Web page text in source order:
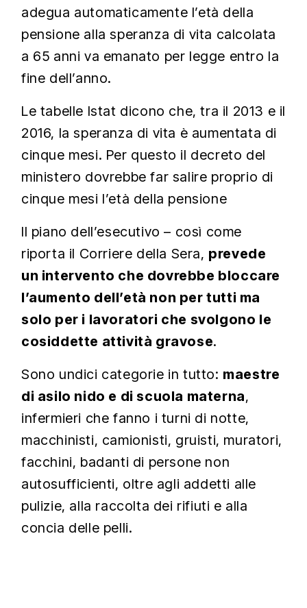
adegua automaticamente l’età della
pensione alla speranza di vita calcolata
a 65 anni va emanato per legge entro la
fine dell’anno.
Le tabelle Istat dicono che, tra il 2013 e il
2016, la speranza di vita è aumentata di
cinque mesi. Per questo il decreto del
ministero dovrebbe far salire proprio di
cinque mesi l’età della pensione
Il piano dell’esecutivo – così come
riporta il Corriere della Sera, prevede
un intervento che dovrebbe bloccare
l’aumento dell’età non per tutti ma
solo per i lavoratori che svolgono le
cosiddette attività gravose.
Sono undici categorie in tutto: maestre
di asilo nido e di scuola materna,
infermieri che fanno i turni di notte,
macchinisti, camionisti, gruisti, muratori,
facchini, badanti di persone non
autosufficienti, oltre agli addetti alle
pulizie, alla raccolta dei rifiuti e alla
concia delle pelli.